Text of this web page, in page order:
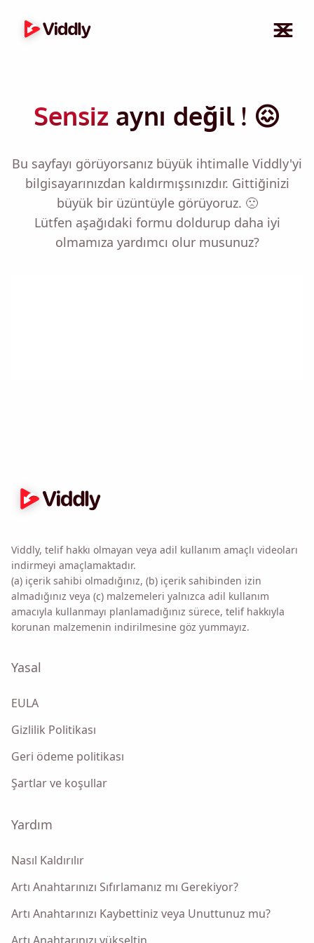
Sensiz aynı değil ! 😖
Bu sayfayı görüyorsanız büyük ihtimalle Viddly'yi
bilgisayarınızdan kaldırmışsınızdır. Gittiğinizi
büyük bir üzüntüyle görüyoruz. 🙁
Lütfen aşağıdaki formu doldurup daha iyi
olmamıza yardımcı olur musunuz?
Viddly, telif hakkı olmayan veya adil kullanım amaçlı videoları
indirmeyi amaçlamaktadır.
(a) içerik sahibi olmadığınız, (b) içerik sahibinden izin
almadığınız veya (c) malzemeleri yalnızca adil kullanım
amacıyla kullanmayı planlamadığınız sürece, telif hakkıyla
korunan malzemenin indirilmesine göz yummayız.
Yasal
EULA
Gizlilik Politikası
Geri ödeme politikası
Şartlar ve koşullar
Yardım
Nasıl Kaldırılır
Artı Anahtarınızı Sıfırlamanız mı Gerekiyor?
Artı Anahtarınızı Kaybettiniz veya Unuttunuz mu?
Email
Bu seçeneği işaretleyerekGizlilik Politikamızıkabul etmiş
olursunuz.